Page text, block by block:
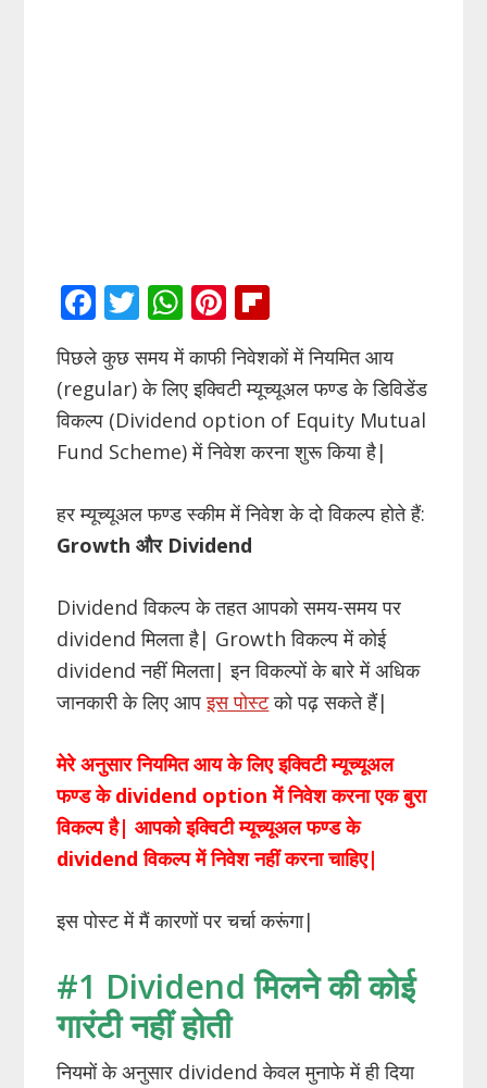
F
e
b
o
k
T
itt
er
W
h
at
s
A
p
p
Pi
nt
er
e
st
p
b
o
ar
पिछले कुछ समय में काफी निवेशकों में नियमित आय
(regular) के लिए इक्विटी म्यूच्यूअल फण्ड के डिविडेंड
विकल्प (Dividend option of Equity Mutual
Fund Scheme) में निवेश करना शुरू किया है|
हर म्यूच्यूअल फण्ड स्कीम में निवेश के दो विकल्प होते हैं:
Growth और Dividend
Dividend विकल्प के तहत आपको समय-समय पर
dividend मिलता है| Growth विकल्प में कोई
dividend नहीं मिलता| इन विकल्पों के बारे में अधिक
जानकारी के लिए आपइस पोस्टको पढ़ सकते हैं|
मेरे अनुसार नियमित आय के लिए इक्विटी म्यूच्यूअल
फण्ड के dividend option में निवेश करना एक बुरा
विकल्प है| आपको इक्विटी म्यूच्यूअल फण्ड के
dividend विकल्प में निवेश नहीं करना चाहिए|
इस पोस्ट में मैं कारणों पर चर्चा करूंगा|
#1 Dividend मिलने की कोई
गारंटी नहीं होती
नियमों के अनुसार dividend केवल मुनाफे में ही दिया